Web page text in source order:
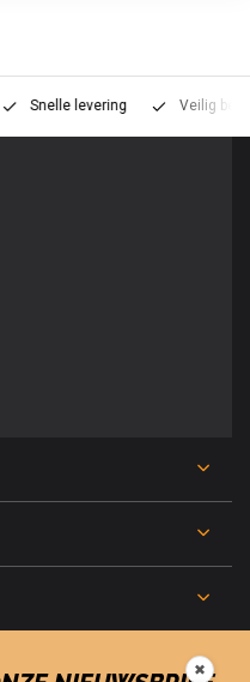
Snelle levering Veilig betalen
✖